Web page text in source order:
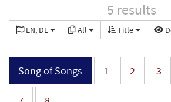
5 results
EN, DE All Title
Song of Songs 1 2 3